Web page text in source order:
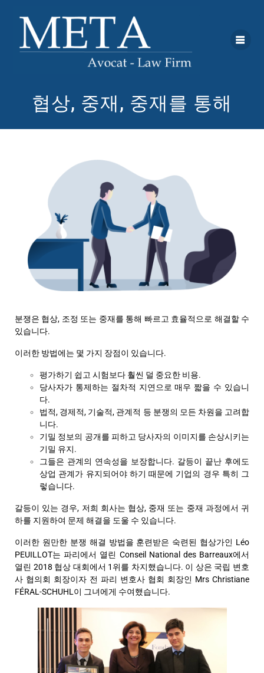
협상, 중재, 중재를 통해
분쟁은 협상, 조정 또는 중재를 통해 빠르고 효율적으로 해결할 수
있습니다.
이러한 방법에는 몇 가지 장점이 있습니다.
평가하기 쉽고 시험보다 훨씬 덜 중요한 비용.
당사자가 통제하는 절차적 지연으로 매우 짧을 수 있습니
다.
법적, 경제적, 기술적, 관계적 등 분쟁의 모든 차원을 고려합
니다.
기밀 정보의 공개를 피하고 당사자의 이미지를 손상시키는
기밀 유지.
그들은 관계의 연속성을 보장합니다. 갈등이 끝난 후에도
상업 관계가 유지되어야 하기 때문에 기업의 경우 특히 그
렇습니다.
갈등이 있는 경우, 저희 회사는 협상, 중재 또는 중재 과정에서 귀
하를 지원하여 문제 해결을 도울 수 있습니다.
이러한 원만한 분쟁 해결 방법을 훈련받은 숙련된 협상가인 Léo
PEUILLOT는 파리에서 열린 Conseil National des Barreaux에서
열린 2018 협상 대회에서 1위를 차지했습니다. 이 상은 국립 변호
사 협의회 회장이자 전 파리 변호사 협회 회장인 Mrs Christiane
FÉRAL-SCHUHL이 그녀에게 수여했습니다.